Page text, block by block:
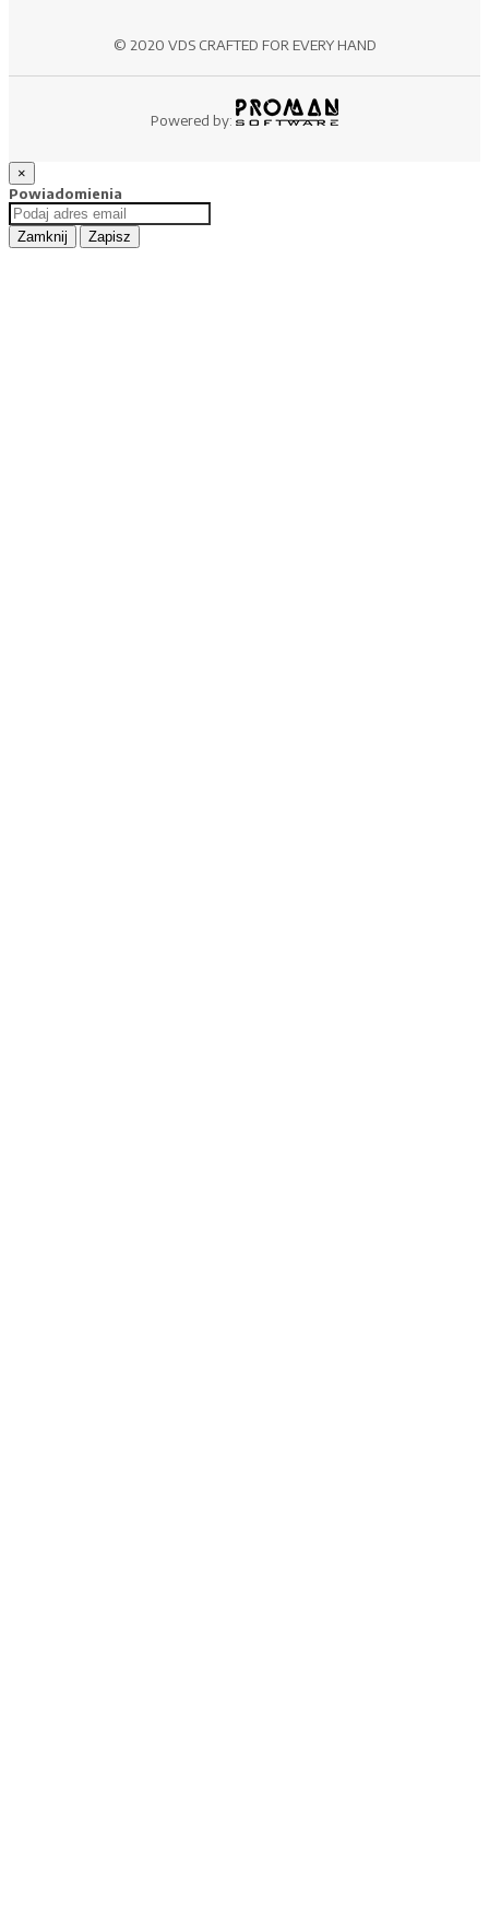
© 2020 VDS CRAFTED FOR EVERY HAND
Powered by:
×
Powiadomienia
Zamknij Zapisz